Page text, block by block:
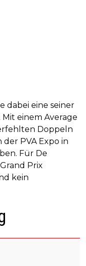
dabei eine seiner
einem Average
Doppeln
der PVA Expo in
Für De
Prix
kein